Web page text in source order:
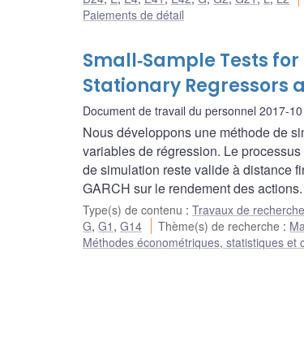
Paiements de détail
Small‐Sample Tests
Stationary Regressors
Document de travail du personnel 2017-10
Nous développons une méthode de
variables de régression. Le
de simulation reste valide à distance
GARCH sur le rendement des actions.
Type(s) de contenu : Travaux de
G, G1 , G14 Thème(s) de recherche :
Méthodes économétriques, statistiques et